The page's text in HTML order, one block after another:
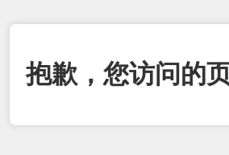
抱歉，您访问的